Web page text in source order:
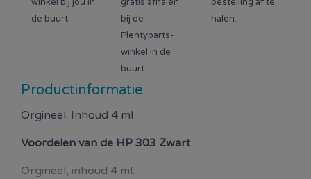
winkel bij jou in
de buurt.
gratis afhalen
bij de
Plentyparts-
winkel in de
buurt.
bestelling af te
halen.
Productinformatie
Orgineel. Inhoud 4 ml
Voordelen van de HP 303 Zwart
Orgineel, inhoud 4 ml.